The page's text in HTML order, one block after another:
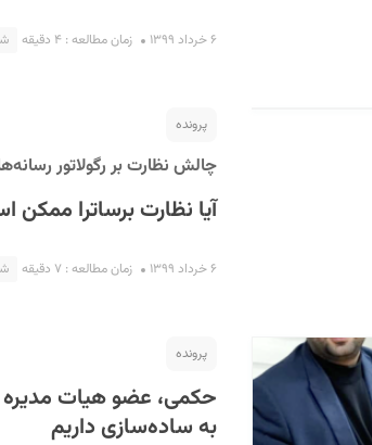
۶ خرداد ۱۳۹۹ زمان مطالعه : ۴ دقیقه
پرونده
چالش نظارت بر رگولاتور
آیا نظارت برساترا ممکن
۶ خرداد ۱۳۹۹ زمان مطالعه : ۷ دقیقه
پرونده
حکمی، عضو هیات مدیره
به ساده‌سازی داریم